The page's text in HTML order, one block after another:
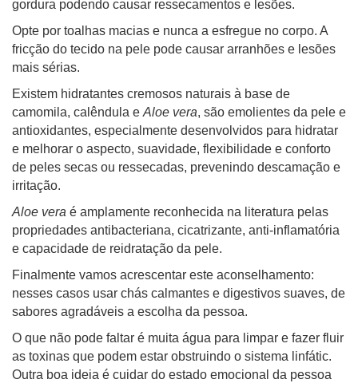
gordura podendo causar ressecamentos e lesões.
Opte por toalhas macias e nunca a esfregue no corpo. A
fricção do tecido na pele pode causar arranhões e lesões
mais sérias.
Existem hidratantes cremosos naturais à base de
camomila, calêndula e Aloe vera, são emolientes da pele e
antioxidantes, especialmente desenvolvidos para hidratar
e melhorar o aspecto, suavidade, flexibilidade e conforto
de peles secas ou ressecadas, prevenindo descamação e
irritação.
Aloe vera é amplamente reconhecida na literatura pelas
propriedades antibacteriana, cicatrizante, anti-inflamatória
e capacidade de reidratação da pele.
Finalmente vamos acrescentar este aconselhamento:
nesses casos usar chás calmantes e digestivos suaves, de
sabores agradáveis a escolha da pessoa.
O que não pode faltar é muita água para limpar e fazer fluir
as toxinas que podem estar obstruindo o sistema linfátic.
Outra boa ideia é cuidar do estado emocional da pessoa